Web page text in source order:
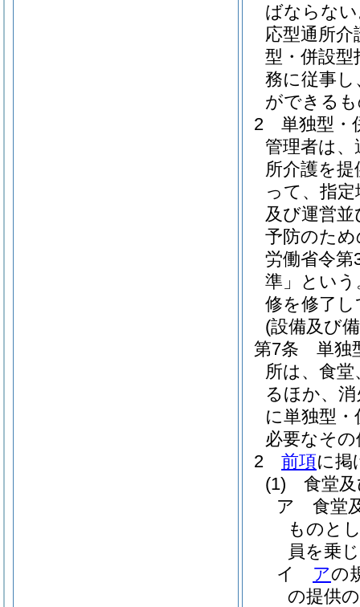
ばならな
応型通所
型・併設型
務に従事
ができる
2
単独型・
管理者は、
所介護を
って、指
及び運営
予防のた
労働省令第
準」という
修を修了
(設備及び
第7条
単独
所は、食
るほか、
に単独型
必要なそ
2
前項に掲
(1)
食堂
ア
食堂
ものと
員を乗
イ
アの
の提供